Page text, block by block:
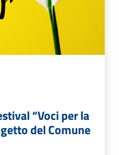
“Voci per la
del Comune